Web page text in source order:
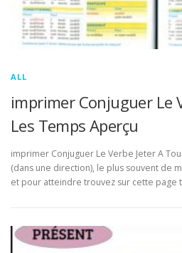
ALL
imprimer Conjuguer Le
Les Temps Aperçu
imprimer Conjuguer Le Verbe Jeter A
(dans une direction), le plus souvent de
et pour atteindre trouvez sur cette page